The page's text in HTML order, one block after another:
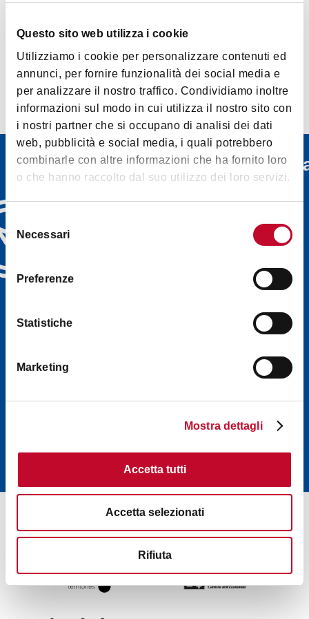
Questo sito web utilizza i cookie
Utilizziamo i cookie per personalizzare contenuti ed
annunci, per fornire funzionalità dei social media e
per analizzare il nostro traffico. Condividiamo inoltre
informazioni sul modo in cui utilizza il nostro sito con
i nostri partner che si occupano di analisi dei dati
web, pubblicità e social media, i quali potrebbero
combinarle con altre informazioni che ha fornito loro
o che hanno raccolto dal suo utilizzo dei loro servizi.
delNecessari
Preferenze
Statistiche
Marketing
Mostra dettagli
Accetta tutti
Accetta selezionati
Rifiuta
рассылка
информационные
бюллетени Bologna
тот, который вам
подходит: события,
советы, экскурсии,
приходить прямо на
ваш электронный
адрес (на английском
ЗАПИШИТЕСЬ